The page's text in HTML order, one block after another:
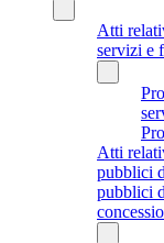
Atti
servizi e
Atti
pubblici
pubblici